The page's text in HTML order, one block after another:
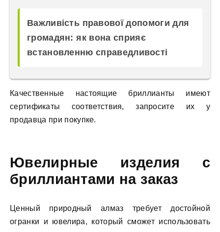
Важливість правової допомоги для
громадян: як вона сприяє
встановленню справедливості
Качественные настоящие бриллианты имеют
сертификаты соответствия, запросите их у
продавца при покупке.
Ювелирные изделия с
бриллиантами на заказ
Ценный природный алмаз требует достойной
огранки и ювелира, который сможет использовать